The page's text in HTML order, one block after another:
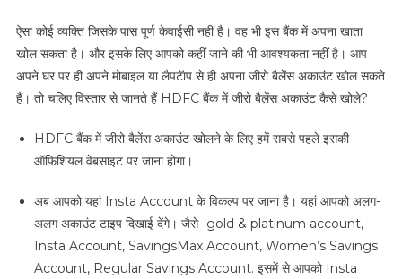
खोलें?
ऐसा कोई व्यक्ति जिसके पास पूर्ण केवाईसी नहीं है। वह भी इस बैंक में अपना खाता
खोल सकता है। और इसके लिए आपको कहीं जाने की भी आवश्यकता नहीं है। आप
अपने घर पर ही अपने मोबाइल या लैपटॅाप से ही अपना जीरो बैलेंस अकाउंट खोल सकते
हैं। तो चलिए विस्तार से जानते हैं HDFC बैंक में जीरो बैलेंस अकाउंट कैसे खोले?
HDFC बैंक में जीरो बैलेंस अकाउंट खोलने के लिए हमें सबसे पहले इसकी
ऑफिशियल वेबसाइट पर जाना होगा।
अब आपको यहां Insta Account के विकल्प पर जाना है। यहां आपको अलग-
अलग अकाउंट टाइप दिखाई देंगे। जैसे- gold & platinum account,
Insta Account, SavingsMax Account, Women’s Savings
Account, Regular Savings Account. इसमें से आपको Insta